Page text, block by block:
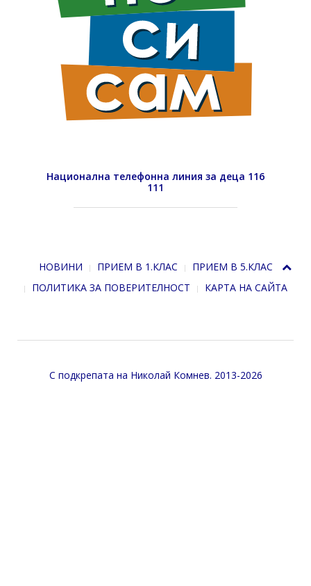
Национална телефонна линия за деца 116
111
НОВИНИ ПРИЕМ В 1.КЛАС
ПРИЕМ В 5.КЛАС
ПОЛИТИКА ЗА ПОВЕРИТЕЛНОСТ
КАРТА НА САЙТА
С подкрепата на Николай Комнев. 2013-2026